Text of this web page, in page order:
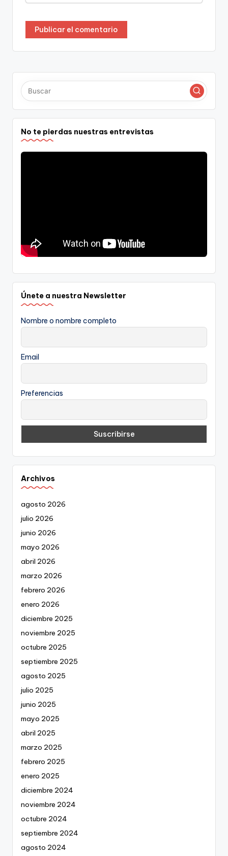
No te pierdas nuestras entrevistas
Únete a nuestra Newsletter
Nombre o nombre completo
Email
Preferencias
Archivos
agosto 2026
julio 2026
junio 2026
mayo 2026
abril 2026
marzo 2026
febrero 2026
enero 2026
diciembre 2025
noviembre 2025
octubre 2025
septiembre 2025
agosto 2025
julio 2025
junio 2025
mayo 2025
abril 2025
marzo 2025
febrero 2025
enero 2025
diciembre 2024
noviembre 2024
octubre 2024
septiembre 2024
agosto 2024